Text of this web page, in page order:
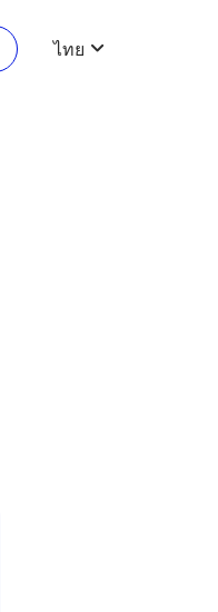
ไทย